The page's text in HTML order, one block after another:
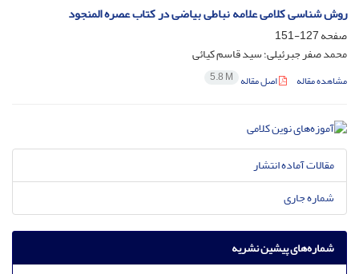
روش شناسی کلامی علامه نباطی بیاضی در کتاب عصره المنجود
صفحه127-151
محمد صفر جبرئیلی؛ سید قاسم کیائی
مشاهده مقاله اصل مقاله 5.8 M
مقالات آماده انتشار
شماره جاری
شماره‌های پیشین نشریه